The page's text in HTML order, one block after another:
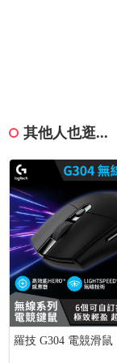
其他人也逛...
羅技 G304 電競滑鼠